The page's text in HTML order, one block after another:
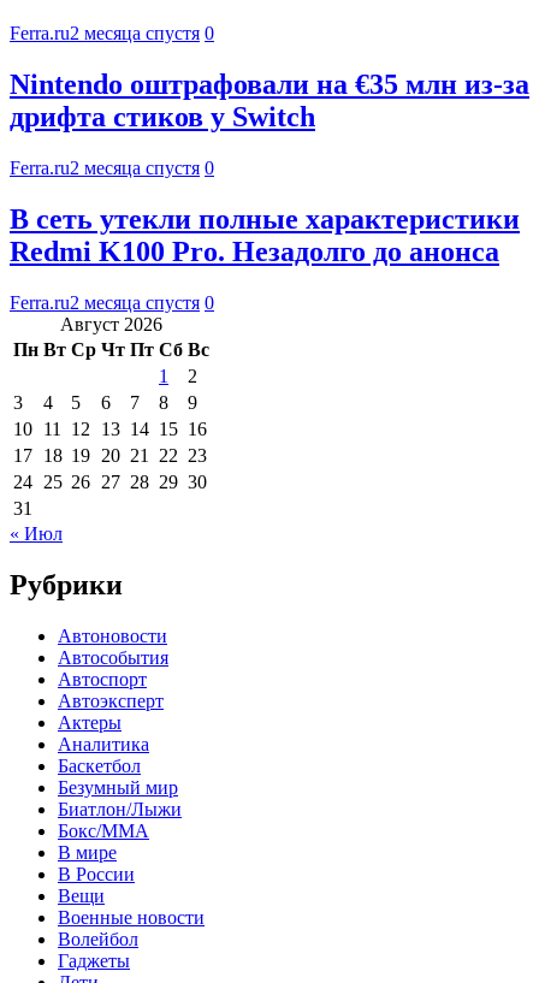
Ferra.ru2 месяца спустя 0
Nintendo оштрафовали на €35 млн из-за
дрифта стиков у Switch
Ferra.ru2 месяца спустя 0
В сеть утекли полные характеристики
Redmi K100 Pro. Незадолго до анонса
Ferra.ru2 месяца спустя 0
Август 2026
Пн Вт Ср Чт Пт Сб Вс
1
2
3
4 5 6 7 8
9
10 11 12 13 14 15 16
17 18 19 20 21 22 23
24 25 26 27 28 29 30
31
« Июл
Рубрики
Автоновости
Автособытия
Автоспорт
Автоэксперт
Актеры
Аналитика
Баскетбол
Безумный мир
Биатлон/Лыжи
Бокс/MMA
В мире
В России
Вещи
Военные новости
Волейбол
Гаджеты